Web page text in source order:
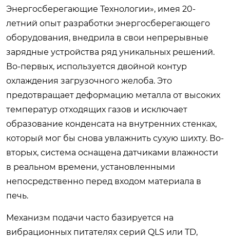
Энергосберегающие Технологии», имея 20-
летний опыт разработки энергосберегающего
оборудования, внедрила в свои непрерывные
зарядные устройства ряд уникальных решений.
Во-первых, используется двойной контур
охлаждения загрузочного желоба. Это
предотвращает деформацию металла от высоких
температур отходящих газов и исключает
образование конденсата на внутренних стенках,
который мог бы снова увлажнить сухую шихту. Во-
вторых, система оснащена датчиками влажности
в реальном времени, установленными
непосредственно перед входом материала в
печь.
Механизм подачи часто базируется на
вибрационных питателях серий QLS или TD,